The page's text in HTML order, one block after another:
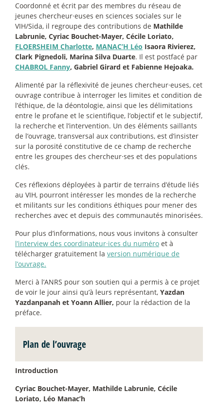
Coordonné et écrit par des membres du réseau de
jeunes chercheur·euses en sciences sociales sur le
VIH/Sida, il regroupe des contributions de Mathilde
Labrunie, Cyriac Bouchet-Mayer, Cécile Loriato,
FLOERSHEIM Charlotte, MANAC’H Léo Isaora Rivierez,
Clark Pignedoli, Marina Silva Duarte. Il est postfacé par
CHABROL Fanny, Gabriel Girard et Fabienne Hejoaka.
Alimenté par la réflexivité de jeunes chercheur·euses, cet
ouvrage contribue à interroger les limites et condition de
l’éthique, de la déontologie, ainsi que les délimitations
entre le profane et le scientifique, l’objectif et le subjectif,
la recherche et l’intervention. Un des éléments saillants
de l’ouvrage, transversal aux contributions, est d’insister
sur la porosité constitutive de ce champ de recherche
entre les groupes des chercheur·ses et des populations
clés.
Ces réflexions déployées à partir de terrains d’étude liés
au VIH, pourront intéresser les mondes de la recherche
et militants sur les conditions éthiques pour mener des
recherches avec et depuis des communautés minorisées.
Pour plus d’informations, nous vous invitons à consulter
l’interview des coordinateur·ices du numéro et à
télécharger gratuitement la version numérique de
l’ouvrage.
Merci à l’ANRS pour son soutien qui a permis à ce projet
de voir le jour ainsi qu’à leurs représentant, Yazdan
Yazdanpanah et Yoann Allier, pour la rédaction de la
préface.
Plan de l’ouvrage
Introduction
Cyriac Bouchet-Mayer, Mathilde Labrunie, Cécile
Loriato, Léo Manac’h